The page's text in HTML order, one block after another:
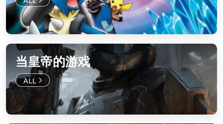
当皇帝的游戏